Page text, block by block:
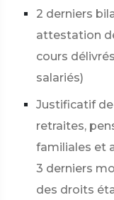
2 derniers
attestation
cours
salariés)
Justificatif
retraites,
familiales et
3 derniers
des droits